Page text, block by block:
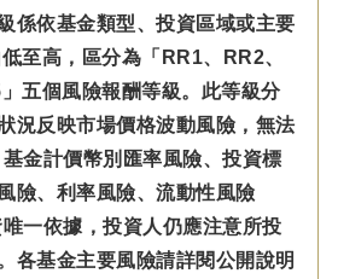
係依基金類型、投資區域或主要
至高，區分為「RR1、RR2、
五個風險報酬等級。此等級分
況反映市場價格波動風險，無法
金計價幣別匯率風險、投資標
險、利率風險、流動性風險
一依據，投資人仍應注意所投
各基金主要風險請詳閱公開說明